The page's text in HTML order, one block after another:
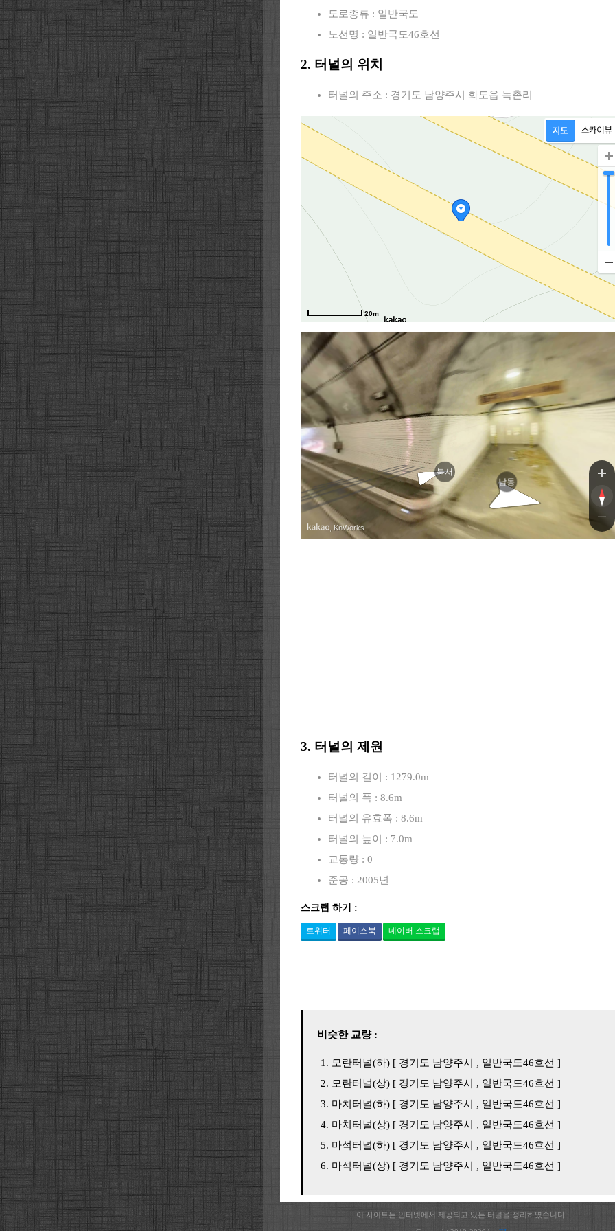
도로종류 : 일반국도
노선명 : 일반국도46호선
2. 터널의 위치
터널의 주소 : 경기도 남양주시 화도읍 녹촌리
20m
북서
남동
, KnWorks
3. 터널의 제원
터널의 길이 : 1279.0m
터널의 폭 : 8.6m
터널의 유효폭 : 8.6m
터널의 높이 : 7.0m
교통량 : 0
준공 : 2005년
스크랩 하기 :
트위터 페이스북 네이버 스크랩
비슷한 교량 :
모란터널(하) [ 경기도 남양주시 , 일반국도46호선 ]
모란터널(상) [ 경기도 남양주시 , 일반국도46호선 ]
마치터널(하) [ 경기도 남양주시 , 일반국도46호선 ]
마치터널(상) [ 경기도 남양주시 , 일반국도46호선 ]
마석터널(하) [ 경기도 남양주시 , 일반국도46호선 ]
마석터널(상) [ 경기도 남양주시 , 일반국도46호선 ]
이 사이트는 인터넷에서 제공되고 있는 터널을 정리하였습니다.